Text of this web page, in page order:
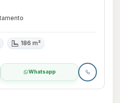
186 m²
Whatsapp